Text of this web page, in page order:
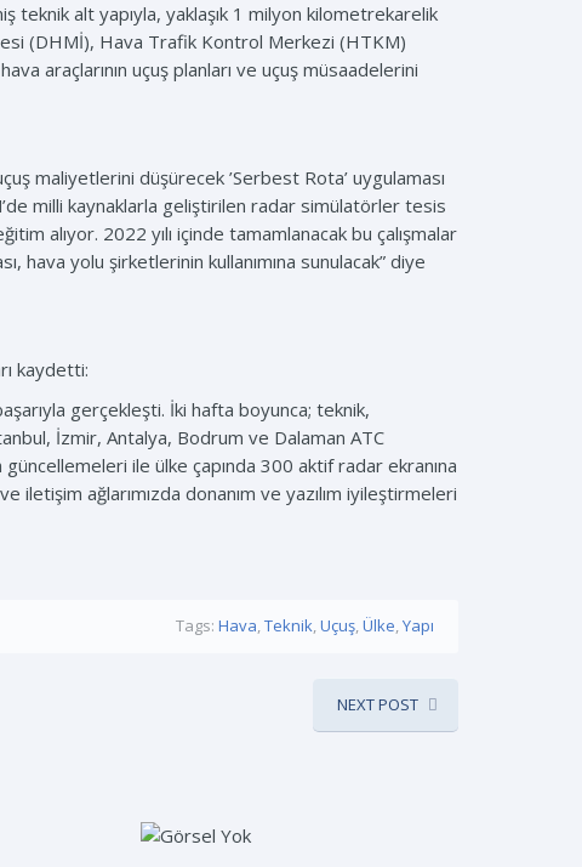
alt yapıyla, yaklaşık 1 milyon kilometrekarelik
(DHMİ), Hava Trafik Kontrol Merkezi (HTKM)
araçlarının uçuş planları ve uçuş müsaadelerini
maliyetlerini düşürecek ’Serbest Rota’ uygulaması
milli kaynaklarla geliştirilen radar simülatörler tesis
alıyor. 2022 yılı içinde tamamlanacak bu çalışmalar
hava yolu şirketlerinin kullanımına sunulacak” diye
kaydetti:
gerçekleşti. İki hafta boyunca; teknik,
İzmir, Antalya, Bodrum ve Dalaman ATC
ile ülke çapında 300 aktif radar ekranına
iletişim ağlarımızda donanım ve yazılım iyileştirmeleri
Tags: Hava,Teknik,Uçuş,Ülke,Yapı
NEXT POST